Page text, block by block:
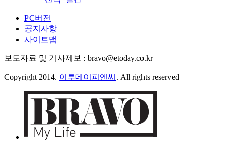
PC버전
공지사항
사이트맵
보도자료 및 기사제보 : bravo@etoday.co.kr
Copyright 2014. 이투데이피엔씨 . All rights reserved